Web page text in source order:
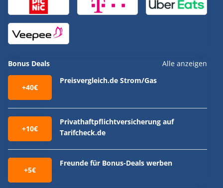
Bonus Deals Alle anzeigen
+40€
Preisvergleich.de Strom/Gas
+10€
Privathaftpflichtversicherung auf
Tarifcheck.de
+5€
Freunde für Bonus-Deals werben